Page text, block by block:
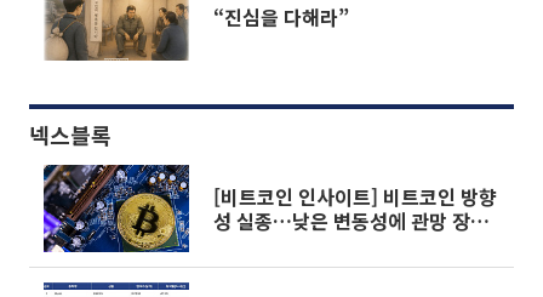
“진심을 다해라”
넥스블록
[비트코인 인사이트] 비트코인 방향
성 실종…낮은 변동성에 관망 장세